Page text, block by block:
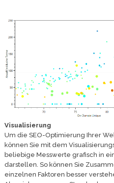
Visualisierung
Um die SEO-Optimierung Ihrer
können Sie mit dem
beliebige Messwerte grafisch in
darstellen. So können Sie
einzelnen Faktoren besser